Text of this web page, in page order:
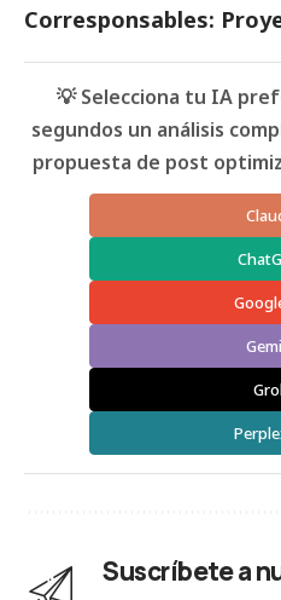
Corresponsables:
💡 Selecciona tu IA
segundos un análisis
propuesta de post
Suscríbete a